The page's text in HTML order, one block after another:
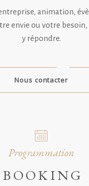
animation,
envie ou votre
y répondre.
Nous contacter
Programmation
BOOKING